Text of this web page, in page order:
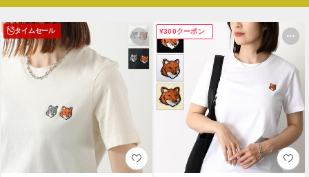
タイムセール ¥300クーポン